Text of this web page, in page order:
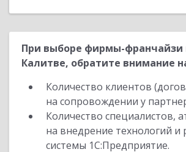
При выборе фирмы-франчайзи
Калитве, обратите внимание
Количество клиентов
на сопровождении у
Количество специалистов,
на внедрение технологий
системы 1С:Предприятие.